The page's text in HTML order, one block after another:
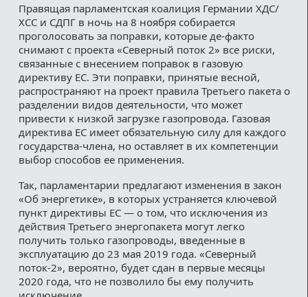
Контакты
Правящая парламентская коалиция Германии ХДС/
ХСС и СДПГ в ночь на 8 ноября собирается
проголосовать за поправки, которые де-факто
снимают с проекта «Северный поток 2» все риски,
связанные с внесением поправок в газовую
директиву ЕС. Эти поправки, принятые весной,
распространяют на проект правила Третьего пакета о
разделении видов деятельности, что может
привести к низкой загрузке газопровода. Газовая
директива ЕС имеет обязательную силу для каждого
государства-члена, но оставляет в их компетенции
выбор способов ее применения.
Так, парламентарии предлагают изменения в закон
«Об энергетике», в которых устраняется ключевой
пункт директивы ЕС — о том, что исключения из
действия Третьего энергопакета могут легко
получить только газопроводы, введенные в
эксплуатацию до 23 мая 2019 года. «Северный
поток-2», вероятно, будет сдан в первые месяцы
2020 года, что не позволило бы ему получить